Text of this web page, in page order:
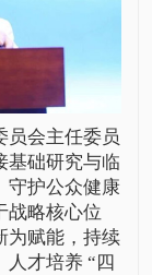
员会主任委员
基础研究与临
守护公众健康
战略核心位
为赋能，持续
才培养 “四